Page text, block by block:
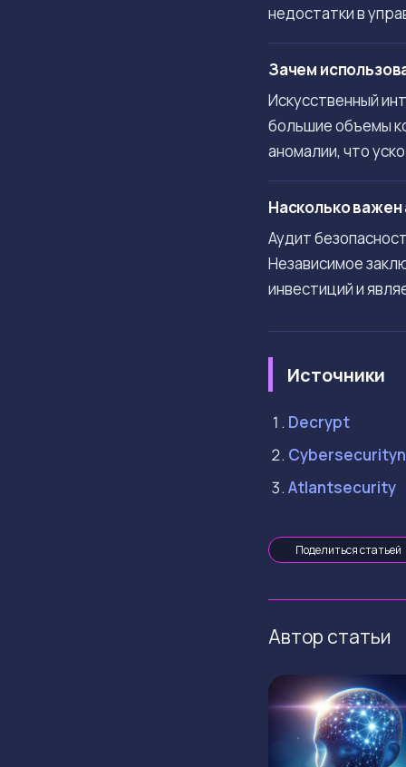
недостатки в
Зачем
Искусственный
большие объемы
аномалии, что
Насколько
Аудит
Независимое
инвестиций и
Источники
Decrypt
Atlantsecurity
Поделиться статьей
Автор статьи